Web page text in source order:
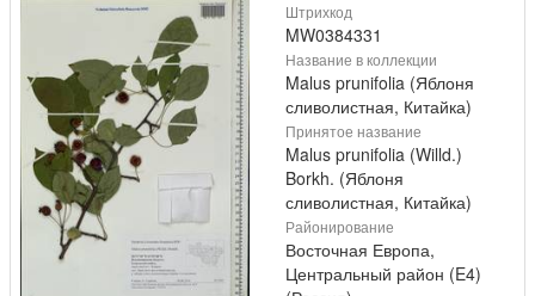
Штрихкод
MW0384331
Название в коллекции
Malus prunifolia (Яблоня
сливолистная, Китайка)
Принятое название
Malus prunifolia (Willd.)
Borkh. (Яблоня
сливолистная, Китайка)
Районирование
Восточная Европа,
Центральный район (E4)